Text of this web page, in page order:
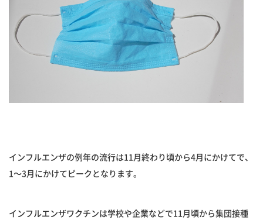
インフルエンザの例年の流行は11月終わり頃から4月にかけてで、
1〜3月にかけてピークとなります。
インフルエンザワクチンは学校や企業などで11月頃から集団接種